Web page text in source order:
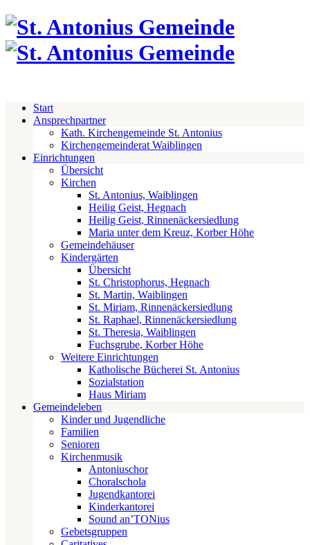
Start
Ansprechpartner
Kath. Kirchengemeinde St. Antonius
Kirchengemeinderat Waiblingen
Einrichtungen
Übersicht
Kirchen
St. Antonius, Waiblingen
Heilig Geist, Hegnach
Heilig Geist, Rinnenäckersiedlung
Maria unter dem Kreuz, Korber Höhe
Gemeindehäuser
Kindergärten
Übersicht
St. Christophorus, Hegnach
St. Martin, Waiblingen
St. Miriam, Rinnenäckersiedlung
St. Raphael, Rinnenäckersiedlung
St. Theresia, Waiblingen
Fuchsgrube, Korber Höhe
Weitere Einrichtungen
Katholische Bücherei St. Antonius
Sozialstation
Haus Miriam
Gemeindeleben
Kinder und Jugendliche
Familien
Senioren
Kirchenmusik
Antoniuschor
Choralschola
Jugendkantorei
Kinderkantorei
Sound an’TONius
Gebetsgruppen